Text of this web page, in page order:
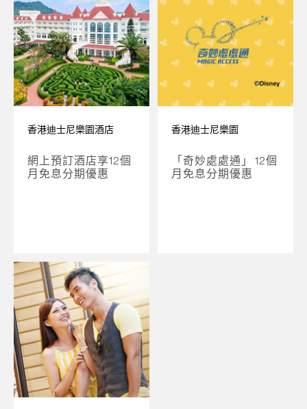
香港迪士尼樂園酒店
網上預訂酒店享12個
月免息分期優惠
香港迪士尼樂園
「奇妙處處通」 12個
月免息分期優惠